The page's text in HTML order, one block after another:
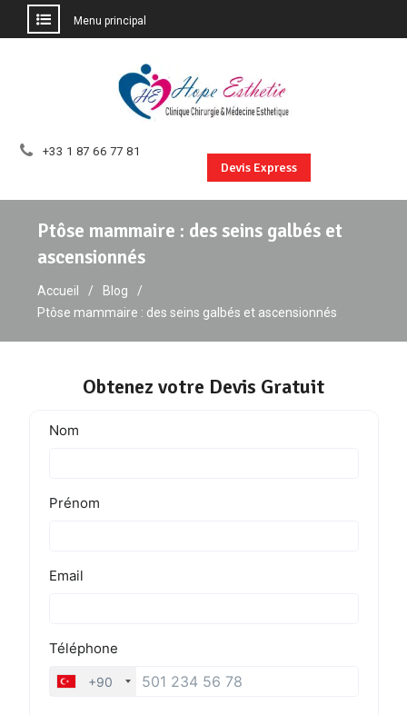
Menu principal
+33 1 87 66 77 81
Devis Express
Ptôse mammaire : des seins galbés et
ascensionnés
Accueil
Blog
Ptôse mammaire : des seins galbés et ascensionnés
Obtenez votre Devis Gratuit